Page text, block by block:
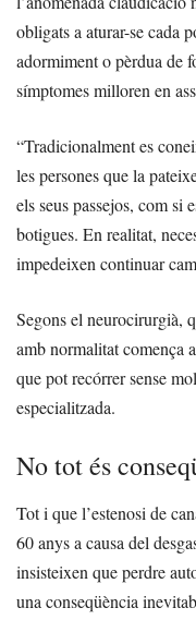
obligats a aturar-se cada
adormiment o pèrdua de
símptomes milloren en
“Tradicionalment es
les persones que la
els seus passejos, com si
botigues. En realitat,
impedeixen continuar
Segons el neurocirurgià,
amb normalitat comença
que pot recórrer sense
especialitzada.
No tot és
Tot i que l’estenosi de
60 anys a causa del
insisteixen que perdre
una conseqüència